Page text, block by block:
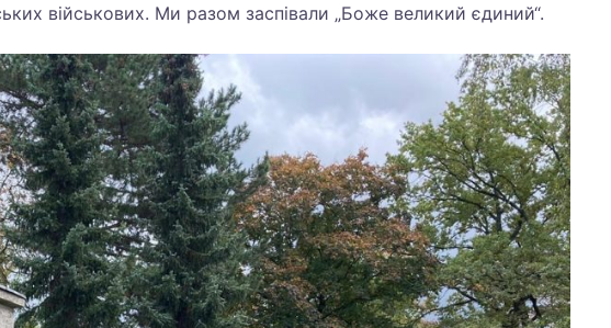
військових. Ми разом заспівали „Боже великий єдиний“.